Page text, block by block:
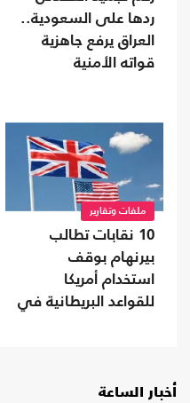
ردها على السعودية..
العراق يرفع جاهزية
قواته الأمنية
ملفات وتقارير
10 نقابات تطالب
بيرنهام بوقف
استخدام أمريكا
للقواعد البريطانية في
أخبار الساعة